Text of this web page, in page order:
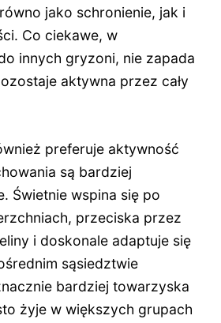
jako schronienie, jak i
Co ciekawe, w
innych gryzoni, nie zapada
aktywna przez cały
preferuje aktywność
są bardziej
Świetnie wspina się po
przeciska przez
i doskonale adaptuje się
sąsiedztwie
bardziej towarzyska
żyje w większych grupach